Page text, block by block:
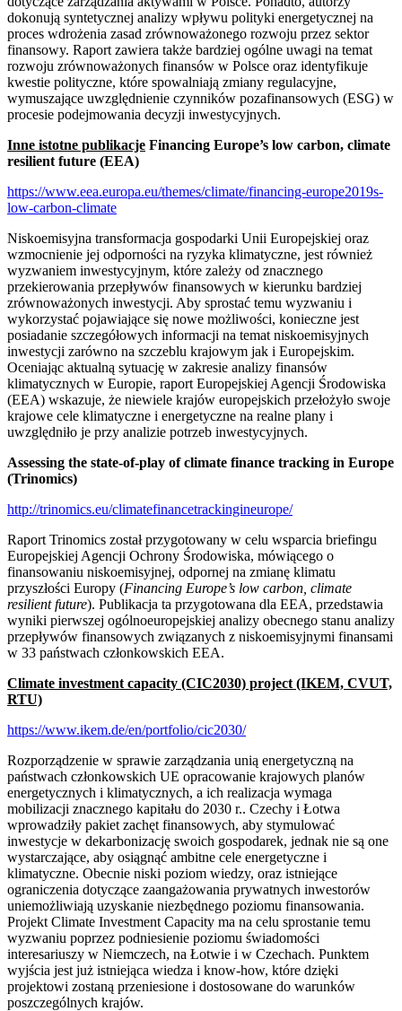
dokonują syntetycznej analizy wpływu polityki energetycznej na
proces wdrożenia zasad zrównoważonego rozwoju przez sektor
finansowy. Raport zawiera także bardziej ogólne uwagi na temat
rozwoju zrównoważonych finansów w Polsce oraz identyfikuje
kwestie polityczne, które spowalniają zmiany regulacyjne,
wymuszające uwzględnienie czynników pozafinansowych (ESG) w
procesie podejmowania decyzji inwestycyjnych.
Inne istotne publikacje Financing Europe’s low carbon, climate
resilient future (EEA)
https://www.eea.europa.eu/themes/climate/financing-europe2019s-
low-carbon-climate
Niskoemisyjna transformacja gospodarki Unii Europejskiej oraz
wzmocnienie jej odporności na ryzyka klimatyczne, jest również
wyzwaniem inwestycyjnym, które zależy od znacznego
przekierowania przepływów finansowych w kierunku bardziej
zrównoważonych inwestycji. Aby sprostać temu wyzwaniu i
wykorzystać pojawiające się nowe możliwości, konieczne jest
posiadanie szczegółowych informacji na temat niskoemisyjnych
inwestycji zarówno na szczeblu krajowym jak i Europejskim.
Oceniając aktualną sytuację w zakresie analizy finansów
klimatycznych w Europie, raport Europejskiej Agencji Środowiska
(EEA) wskazuje, że niewiele krajów europejskich przełożyło swoje
krajowe cele klimatyczne i energetyczne na realne plany i
uwzględniło je przy analizie potrzeb inwestycyjnych.
Assessing the state-of-play of climate finance tracking in Europe
(Trinomics)
http://trinomics.eu/climatefinancetrackingineurope/
Raport Trinomics został przygotowany w celu wsparcia briefingu
Europejskiej Agencji Ochrony Środowiska, mówiącego o
finansowaniu niskoemisyjnej, odpornej na zmianę klimatu
przyszłości Europy (Financing Europe’s low carbon, climate
resilient future). Publikacja ta przygotowana dla EEA, przedstawia
wyniki pierwszej ogólnoeuropejskiej analizy obecnego stanu analizy
przepływów finansowych związanych z niskoemisyjnymi finansami
w 33 państwach członkowskich EEA.
Climate investment capacity (CIC2030) project (IKEM, CVUT,
RTU)
https://www.ikem.de/en/portfolio/cic2030/
Rozporządzenie w sprawie zarządzania unią energetyczną na
państwach członkowskich UE opracowanie krajowych planów
energetycznych i klimatycznych, a ich realizacja wymaga
mobilizacji znacznego kapitału do 2030 r.. Czechy i Łotwa
wprowadziły pakiet zachęt finansowych, aby stymulować
inwestycje w dekarbonizację swoich gospodarek, jednak nie są one
wystarczające, aby osiągnąć ambitne cele energetyczne i
klimatyczne. Obecnie niski poziom wiedzy, oraz istniejące
ograniczenia dotyczące zaangażowania prywatnych inwestorów
uniemożliwiają uzyskanie niezbędnego poziomu finansowania.
Projekt Climate Investment Capacity ma na celu sprostanie temu
wyzwaniu poprzez podniesienie poziomu świadomości
interesariuszy w Niemczech, na Łotwie i w Czechach. Punktem
wyjścia jest już istniejąca wiedza i know-how, które dzięki
projektowi zostaną przeniesione i dostosowane do warunków
poszczególnych krajów.